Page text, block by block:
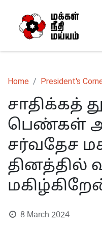
Home President's
சாதிக்கத்
பெண்கள்
சர்வதேச
தினத்தில்
8 March 2024